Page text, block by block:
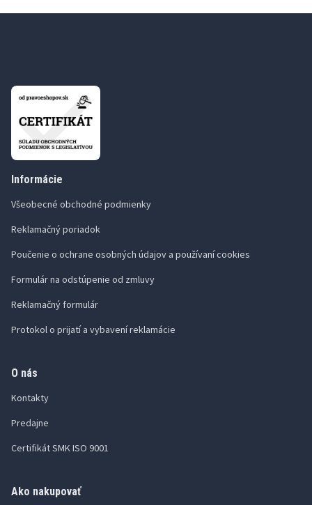
Informácie
Všeobecné obchodné podmienky
Reklamačný poriadok
Poučenie o ochrane osobných údajov a používaní cookies
Formulár na odstúpenie od zmluvy
Reklamačný formulár
Protokol o prijatí a vybavení reklamácie
O nás
Kontakty
Predajne
Certifikát SMK ISO 9001
Ako nakupovať